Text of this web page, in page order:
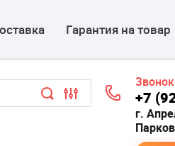
Гарантия на товар
+7
г.